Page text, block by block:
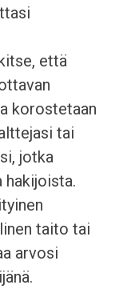
että
korostetaan
tai
jotka
taito tai
arvosi